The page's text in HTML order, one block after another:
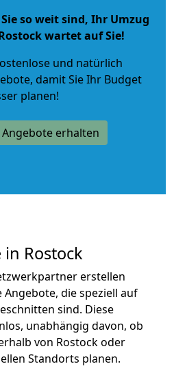
so weit sind, Ihr Umzug
wartet auf Sie!
und natürlich
, damit Sie Ihr Budget
planen!
erhalten
Rostock
erstellen
die speziell auf
sind. Diese
unabhängig davon, ob
von Rostock oder
Standorts planen.